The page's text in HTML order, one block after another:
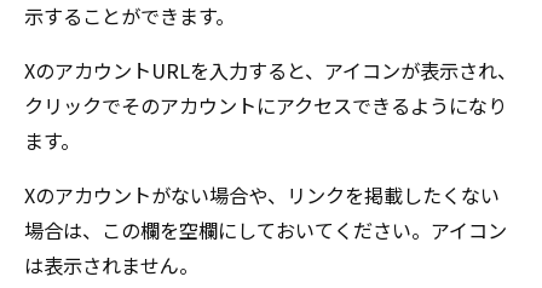
示することができます。
XのアカウントURLを入力すると、アイコンが表示され、
クリックでそのアカウントにアクセスできるようになり
ます。
Xのアカウントがない場合や、リンクを掲載したくない
場合は、この欄を空欄にしておいてください。アイコン
は表示されません。